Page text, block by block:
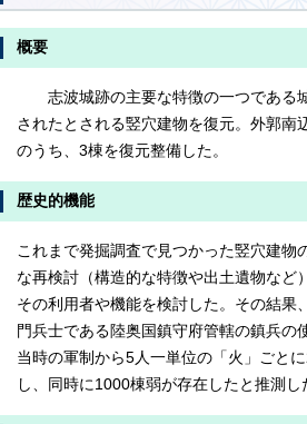
概要
志波城跡の主要な特徴の一つである
されたとされる竪穴建物を復元。外郭南
のうち、3棟を復元整備した。
歴史的機能
これまで発掘調査で見つかった竪穴建物
な再検討（構造的な特徴や出土遺物など
その利用者や機能を検討した。その結果
門兵士である陸奥国鎮守府管轄の鎮兵の
当時の軍制から5人一単位の「火」ごと
し、同時に1000棟弱が存在したと推測し